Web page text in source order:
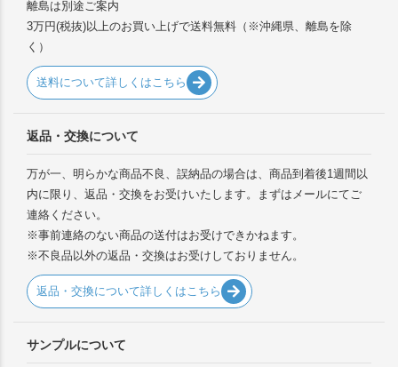
離島は別途ご案内
3万円(税抜)以上のお買い上げで送料無料（※沖縄県、離島を除
く）
送料について詳しくはこちら
返品・交換について
万が一、明らかな商品不良、誤納品の場合は、商品到着後1週間以
内に限り、返品・交換をお受けいたします。まずはメールにてご
連絡ください。
※事前連絡のない商品の送付はお受けできかねます。
※不良品以外の返品・交換はお受けしておりません。
返品・交換について詳しくはこちら
サンプルについて